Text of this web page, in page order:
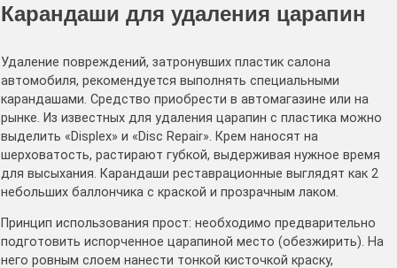
Карандаши для удаления царапин
Удаление повреждений, затронувших пластик салона
автомобиля, рекомендуется выполнять специальными
карандашами. Средство приобрести в автомагазине или на
рынке. Из известных для удаления царапин с пластика можно
выделить «Displex» и «Disc Repair». Крем наносят на
шерховатость, растирают губкой, выдерживая нужное время
для высыхания. Карандаши реставрационные выглядят как 2
небольших баллончика с краской и прозрачным лаком.
Принцип использования прост: необходимо предварительно
подготовить испорченное царапиной место (обезжирить). На
него ровным слоем нанести тонкой кисточкой краску,